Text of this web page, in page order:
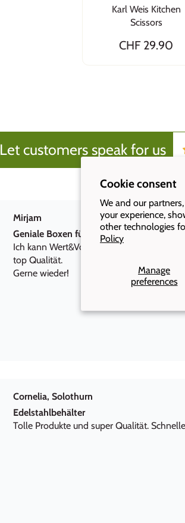
Cookie consent
We and our
your experience,
other technologies
Policy
Manage
preferences
Karl Weis Kitchen
Scissors
CHF 29.90
Let customers speak for us
Mirjam
Geniale Boxen für unterwegs!
Ich kann Wert&Voll wärmstens
top Qualität.
Gerne wieder!
Cornelia, Solothurn
Edelstahlbehälter
Tolle Produkte und super Qualität.